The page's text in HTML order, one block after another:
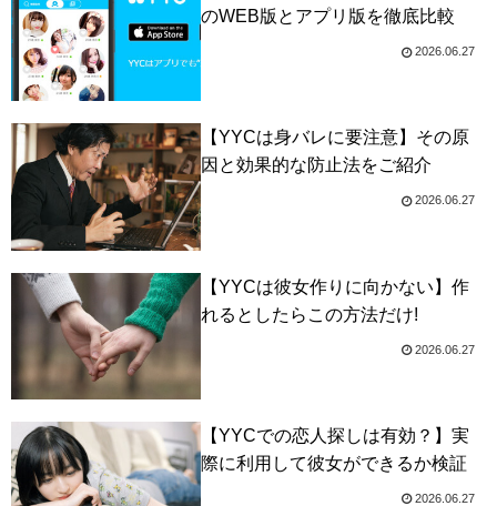
のWEB版とアプリ版を徹底比較
2026.06.27
【YYCは身バレに要注意】その原
因と効果的な防止法をご紹介
2026.06.27
【YYCは彼女作りに向かない】作
れるとしたらこの方法だけ!
2026.06.27
【YYCでの恋人探しは有効？】実
際に利用して彼女ができるか検証
2026.06.27